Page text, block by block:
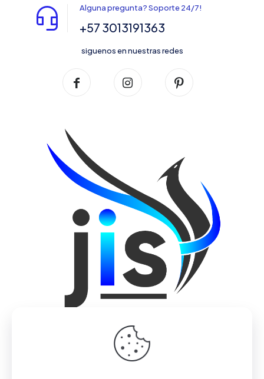
Alguna pregunta? Soporte 24/7!
+57 3013191363
siguenos en nuestras redes